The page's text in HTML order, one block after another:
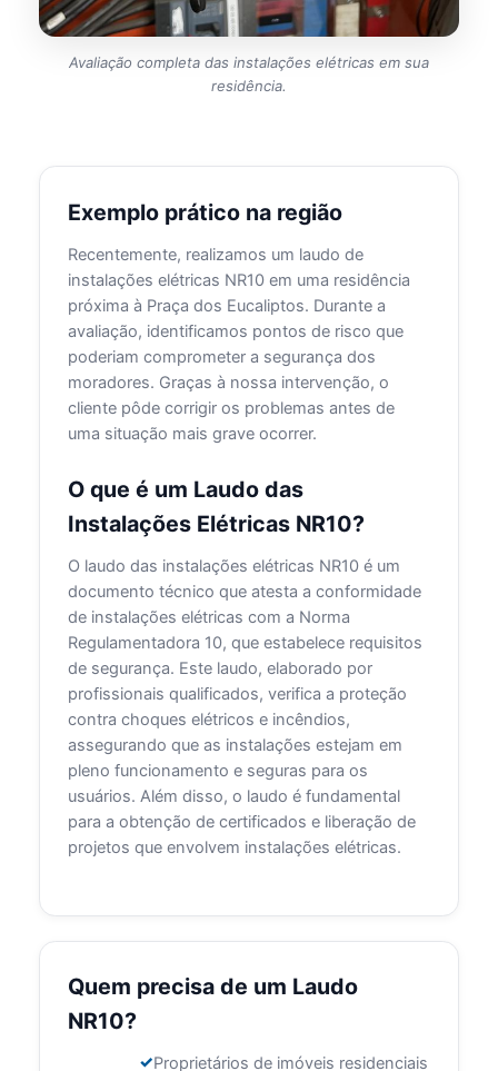
Avaliação completa das instalações elétricas em sua
residência.
Exemplo prático na região
Recentemente, realizamos um laudo de
instalações elétricas NR10 em uma residência
próxima à Praça dos Eucaliptos. Durante a
avaliação, identificamos pontos de risco que
poderiam comprometer a segurança dos
moradores. Graças à nossa intervenção, o
cliente pôde corrigir os problemas antes de
uma situação mais grave ocorrer.
O que é um Laudo das
Instalações Elétricas NR10?
O laudo das instalações elétricas NR10 é um
documento técnico que atesta a conformidade
de instalações elétricas com a Norma
Regulamentadora 10, que estabelece requisitos
de segurança. Este laudo, elaborado por
profissionais qualificados, verifica a proteção
contra choques elétricos e incêndios,
assegurando que as instalações estejam em
pleno funcionamento e seguras para os
usuários. Além disso, o laudo é fundamental
para a obtenção de certificados e liberação de
projetos que envolvem instalações elétricas.
Quem precisa de um Laudo
NR10?
Proprietários de imóveis residenciais